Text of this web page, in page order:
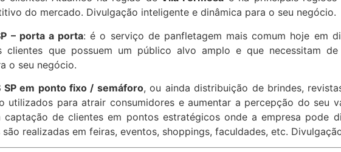
do mercado. Divulgação inteligente e dinâmica para o seu negócio.
– porta a porta: é o serviço de panfletagem mais comum hoje em
clientes que possuem um público alvo amplo e que necessitam
o seu negócio.
SP em ponto fixo / semáforo, ou ainda distribuição de brindes,
utilizados para atrair consumidores e aumentar a percepção do seu
de clientes em pontos estratégicos onde a empresa pode
são realizadas em feiras, eventos, shoppings, faculdades, etc.